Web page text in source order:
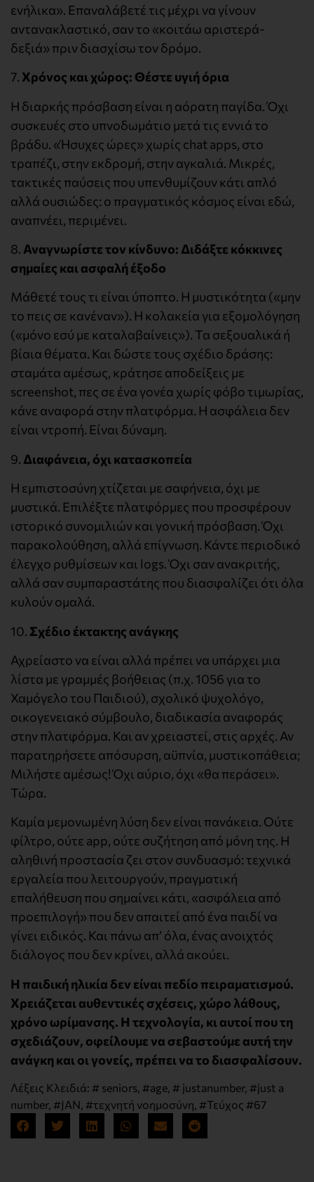
ενήλικα». Επαναλάβετέ τις μέχρι να γίνουν
αντανακλαστικό, σαν το «κοιτάω αριστερά-
δεξιά» πριν διασχίσω τον δρόμο.
7. Χρόνος και χώρος: Θέστε υγιή όρια
Η διαρκής πρόσβαση είναι η αόρατη παγίδα. Όχι
συσκευές στο υπνοδωμάτιο μετά τις εννιά το
βράδυ. «Ήσυχες ώρες» χωρίς chat apps, στο
τραπέζι, στην εκδρομή, στην αγκαλιά. Μικρές,
τακτικές παύσεις που υπενθυμίζουν κάτι απλό
αλλά ουσιώδες: ο πραγματικός κόσμος είναι εδώ,
αναπνέει, περιμένει.
8. Αναγνωρίστε τον κίνδυνο: Διδάξτε κόκκινες
σημαίες και ασφαλή έξοδο
Μάθετέ τους τι είναι ύποπτο. Η μυστικότητα («μην
το πεις σε κανέναν»). Η κολακεία για εξομολόγηση
(«μόνο εσύ με καταλαβαίνεις»). Τα σεξουαλικά ή
βίαια θέματα. Και δώστε τους σχέδιο δράσης:
σταμάτα αμέσως, κράτησε αποδείξεις με
screenshot, πες σε ένα γονέα χωρίς φόβο τιμωρίας,
κάνε αναφορά στην πλατφόρμα. Η ασφάλεια δεν
είναι ντροπή. Είναι δύναμη.
9. Διαφάνεια, όχι κατασκοπεία
Η εμπιστοσύνη χτίζεται με σαφήνεια, όχι με
μυστικά. Επιλέξτε πλατφόρμες που προσφέρουν
ιστορικό συνομιλιών και γονική πρόσβαση. Όχι
παρακολούθηση, αλλά επίγνωση. Κάντε περιοδικό
έλεγχο ρυθμίσεων και logs. Όχι σαν ανακριτής,
αλλά σαν συμπαραστάτης που διασφαλίζει ότι όλα
κυλούν ομαλά.
10. Σχέδιο έκτακτης ανάγκης
Αχρείαστο να είναι αλλά πρέπει να υπάρχει μια
λίστα με γραμμές βοήθειας (π.χ. 1056 για το
Χαμόγελο του Παιδιού), σχολικό ψυχολόγο,
οικογενειακό σύμβουλο, διαδικασία αναφοράς
στην πλατφόρμα. Και αν χρειαστεί, στις αρχές. Αν
παρατηρήσετε απόσυρση, αϋπνία, μυστικοπάθεια;
Μιλήστε αμέσως! Όχι αύριο, όχι «θα περάσει».
Τώρα.
Καμία μεμονωμένη λύση δεν είναι πανάκεια. Ούτε
φίλτρο, ούτε app, ούτε συζήτηση από μόνη της. Η
αληθινή προστασία ζει στον συνδυασμό: τεχνικά
εργαλεία που λειτουργούν, πραγματική
επαλήθευση που σημαίνει κάτι, «ασφάλεια από
προεπιλογή» που δεν απαιτεί από ένα παιδί να
γίνει ειδικός. Και πάνω απ’ όλα, ένας ανοιχτός
διάλογος που δεν κρίνει, αλλά ακούει.
Η παιδική ηλικία δεν είναι πεδίο πειραματισμού.
Χρειάζεται αυθεντικές σχέσεις, χώρο λάθους,
χρόνο ωρίμανσης. Η τεχνολογία, κι αυτοί που τη
σχεδιάζουν, οφείλουμε να σεβαστούμε αυτή την
ανάγκη και οι γονείς, πρέπει να το διασφαλίσουν.
Λέξεις Κλειδιά: # seniors, #age, # justanumber, #just a
number, #JAN, #τεχνητή νοημοσύνη, #Τεύχος #67